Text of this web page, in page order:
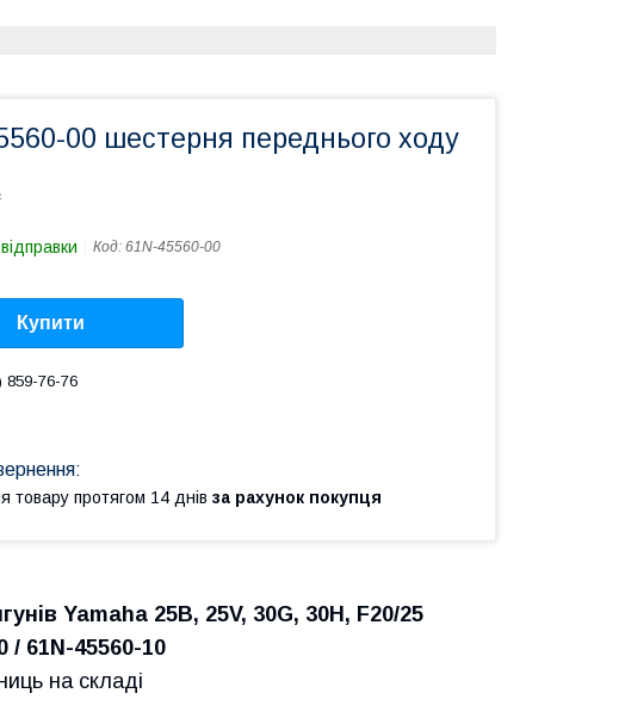
00 шестерня переднього ходу
Код: 61N-45560-00
Купити
859-76-76
товару протягом 14 днів за рахунок покупця
Yamaha 25B, 25V, 30G, 30H, F20/25
/ 61N-45560-10
на складі